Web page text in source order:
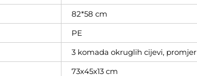
82*58 cm
PE
3 komada okruglih cijevi,
73x45x13 cm